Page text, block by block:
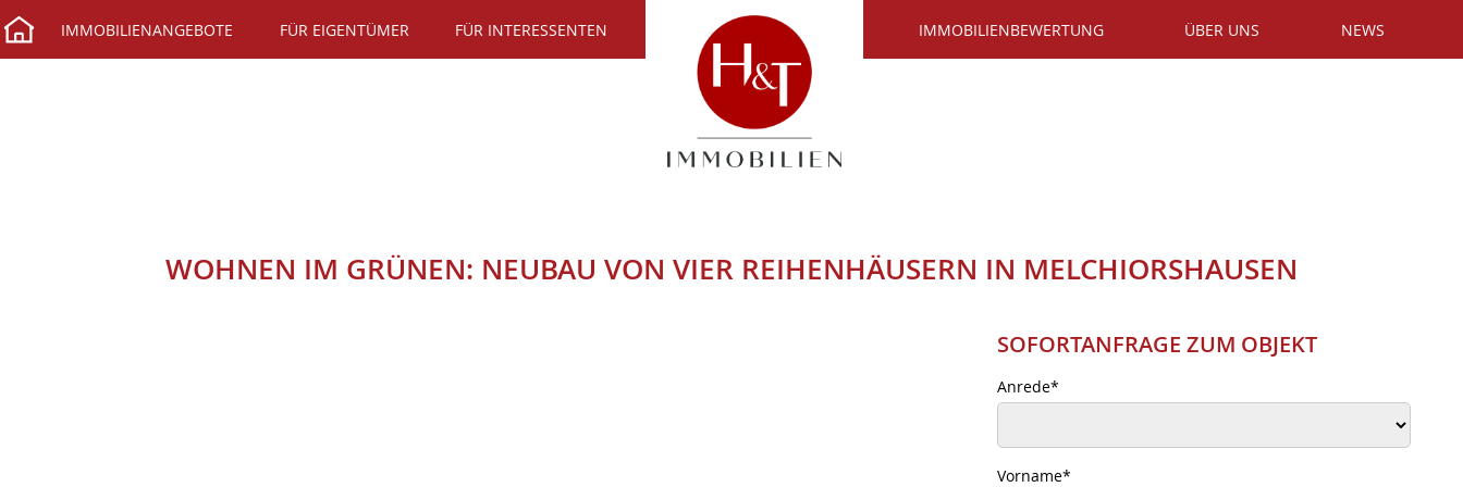
IMMOBILIENANGEBOTE FÜR EIGENTÜMER FÜR INTERESSENTEN IMMOBILIENBEWERTUNG ÜBER UNS NEWS
WOHNEN IM GRÜNEN: NEUBAU VON VIER REIHENHÄUSERN IN MELCHIORSHAUSEN
SOFORTANFRAGE ZUM OBJEKT
Anrede*
Vorname*